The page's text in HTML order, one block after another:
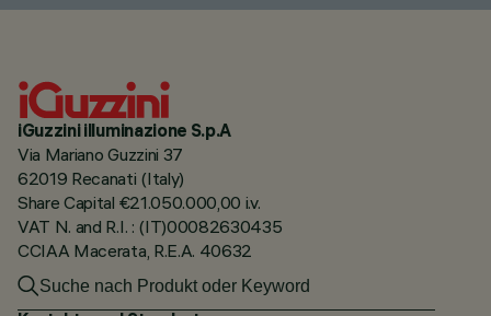
iGuzzini illuminazione S.p.A
Via Mariano Guzzini 37
62019 Recanati (Italy)
Share Capital €21.050.000,00 i.v.
VAT N. and R.I. : (IT)00082630435
CCIAA Macerata, R.E.A. 40632